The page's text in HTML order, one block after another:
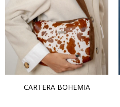
CARTERA BOHEMIA